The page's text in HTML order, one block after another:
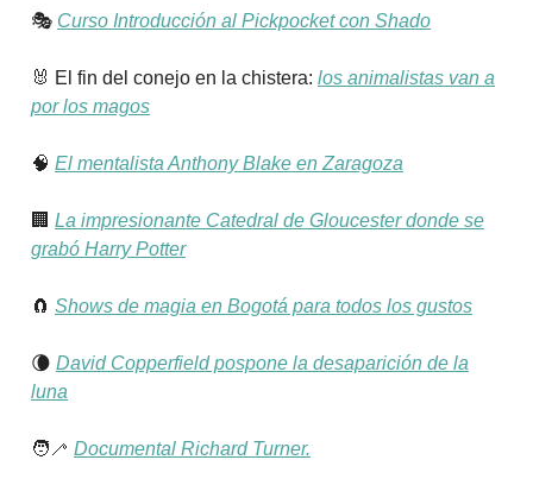
🎭️ Curso Introducción al Pickpocket con Shado
🐰 El fin del conejo en la chistera: los animalistas van a
por los magos
🧠 El mentalista Anthony Blake en Zaragoza
🏢 La impresionante Catedral de Gloucester donde se
grabó Harry Potter
🧲 Shows de magia en Bogotá para todos los gustos
🌘 David Copperfield pospone la desaparición de la
luna
🧑‍🦯 Documental Richard Turner.